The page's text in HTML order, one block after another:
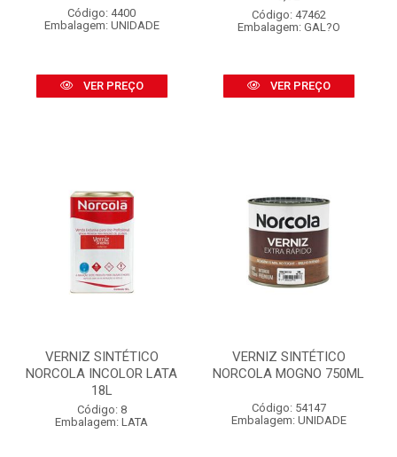
Código: 4400
Embalagem: UNIDADE
VER PREÇO
Código: 47462
Embalagem: GAL?O
VER PREÇO
VERNIZ SINTÉTICO
NORCOLA INCOLOR LATA
18L
Código: 8
Embalagem: LATA
VERNIZ SINTÉTICO
NORCOLA MOGNO 750ML
Código: 54147
Embalagem: UNIDADE